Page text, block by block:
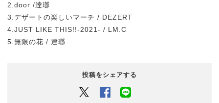
2.door /逹瑯
3.デザートの楽しいマーチ / DEZERT
4.JUST LIKE THIS!!-2021- / LM.C
5.無限の花 / 逹瑯
投稿をシェアする
Twitter Facebook